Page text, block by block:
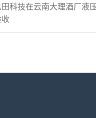
田科技在云南大理酒厂液